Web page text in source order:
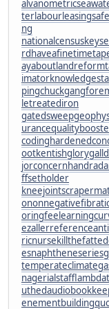
alvanometric
terlabourleasing
ng
nationalcensus
rdhaveafinetime
ayaboutlandreform
imator
pingchuck
letreatediron
gatedsweep
urance
coding
ootkentishglory
jorconcern
ffsetholder
kneejoint
onon
oringfee
ezaller
ricnurse
esnaphtheneseries
temperateclimate
nagerialstaff
uthed
enementbuilding